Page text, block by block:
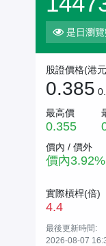
是日瀏覽
股證價格(港元
0.385
最高價
0.355
價內 / 價外
價內3.92%
實際槓桿(倍)
4.4
最後更新時間:
2026-08-07